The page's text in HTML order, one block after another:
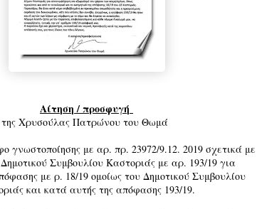
Αίτηση / προσφυγή
της Χρυσούλας Πατρώνου του Θωμά
γνωστοποίησης με αρ. πρ. 23972/9.12. 2019 σχετικά με
Συμβουλίου Καστοριάς με αρ. 193/19 για
με ρ. 18/19 ομοίως του Δημοτικού Συμβουλίου
και κατά αυτής της απόφασης 193/19.